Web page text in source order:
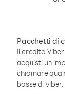
Pacchetti di
Il credito
acquisti un
chiamare
basse di Viber.